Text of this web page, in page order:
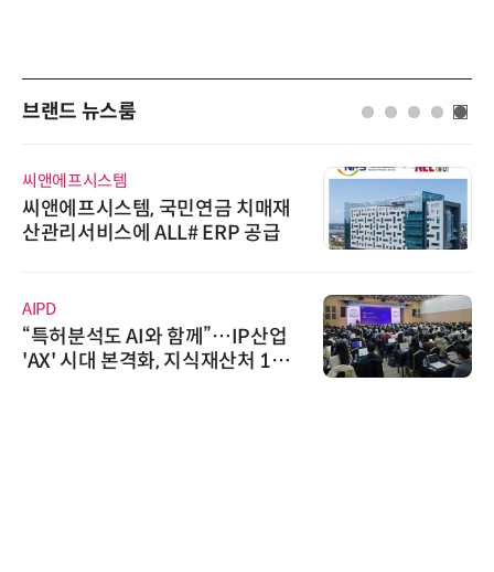
브랜드 뉴스룸
씨앤에프시스템
씨앤에프시스템, 국민연금 치매재
산관리서비스에 ALL# ERP 공급
AIPD
“특허분석도 AI와 함께”…IP산업
'AX' 시대 본격화, 지식재산처 1호